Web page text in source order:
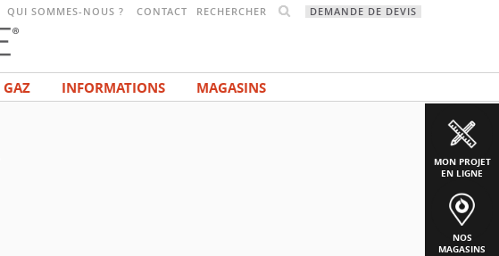
QUI SOMMES-NOUS ? CONTACT RECHERCHER DEMANDE DE DEVIS
GAZ INFORMATIONS MAGASINS
MON PROJET
EN LIGNE
NOS
MAGASINS